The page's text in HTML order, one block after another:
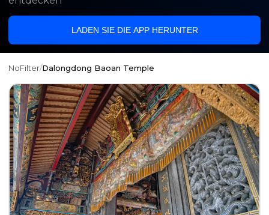
LADEN SIE DIE APP HERUNTER
NoFilter/Dalongdong Baoan Temple